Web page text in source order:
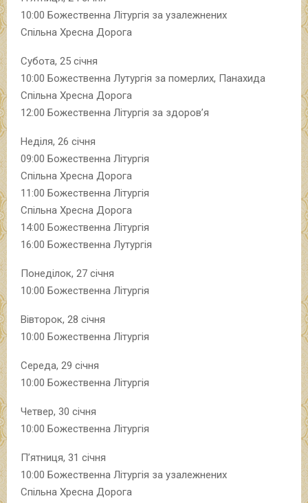
10:00 Божественна Літургія за узалежнених
Спільна Хресна Дорога
Субота, 25 січня
10:00 Божественна Лутургія за померлих, Панахида
Спільна Хресна Дорога
12:00 Божественна Літургія за здоров’я
Неділя, 26 січня
09:00 Божественна Літургія
Спільна Хресна Дорога
11:00 Божественна Літургія
Спільна Хресна Дорога
14:00 Божественна Літургія
16:00 Божественна Лутургія
Понеділок, 27 січня
10:00 Божественна Літургія
Вівторок, 28 січня
10:00 Божественна Літургія
Середа, 29 січня
10:00 Божественна Літургія
Четвер, 30 січня
10:00 Божественна Літургія
П’ятниця, 31 січня
10:00 Божественна Літургія за узалежнених
Спільна Хресна Дорога